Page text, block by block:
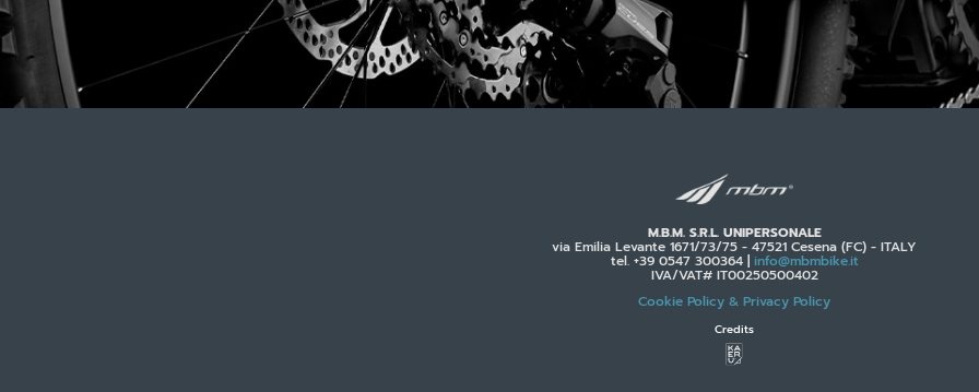
M.B.M. S.R.L. UNIPERSONALE
via Emilia Levante 1671/73/75 - 47521 Cesena (FC) - ITALY
tel. +39 0547 300364 | info@mbmbike.it
IVA/VAT# IT00250500402
Cookie Policy & Privacy Policy
Credits